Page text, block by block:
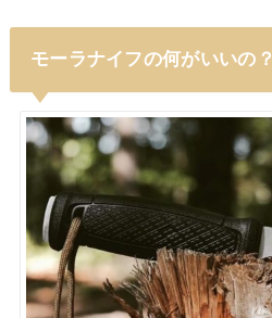
モーラナイフの何がいいの？